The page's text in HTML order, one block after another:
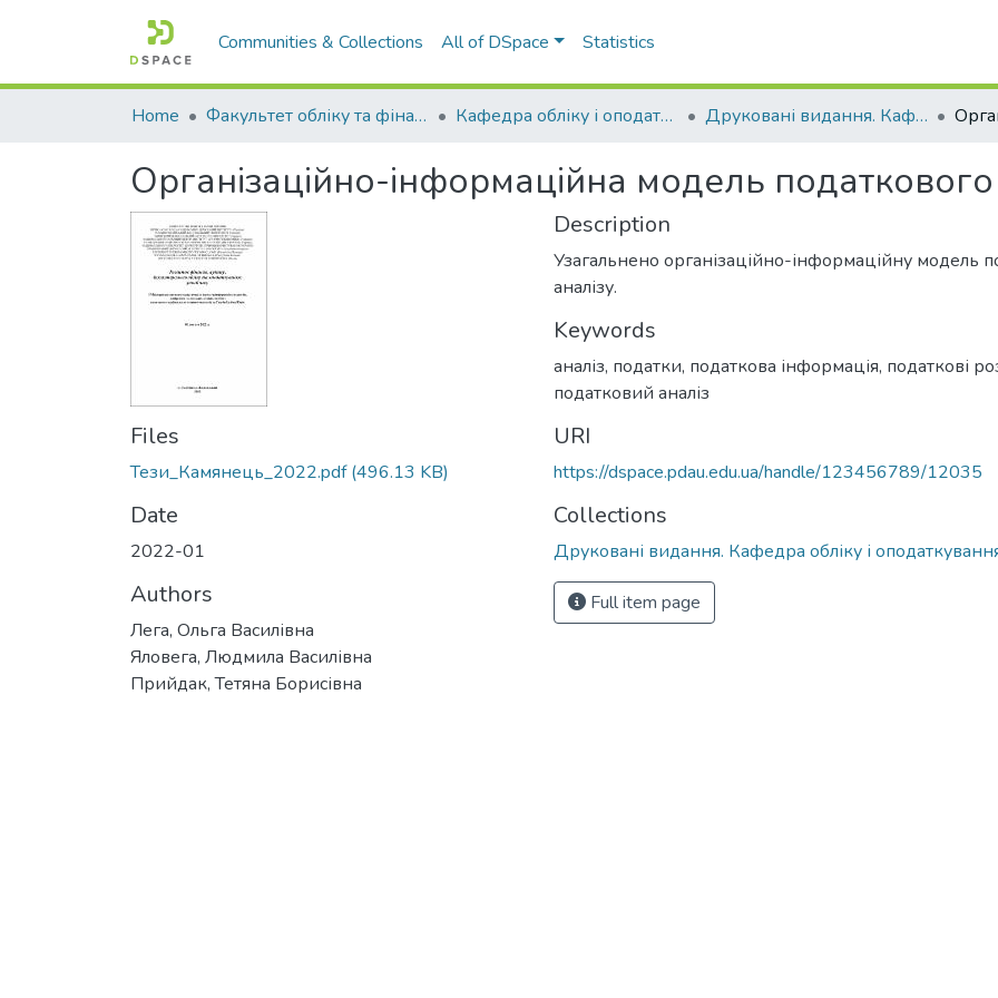
Communities & Collections All of DSpace Statistics
Home Факультет обліку та фінансів Кафедра обліку і оподаткування Друковані видання. Кафедра обліку і оподаткування
Організаційно-інформаційна модель податкового
Files
Тези_Камянець_2022.pdf(496.13 KB)
Date
2022-01
Authors
Лега, Ольга Василівна
Яловега, Людмила Василівна
Прийдак, Тетяна Борисівна
Description
Узагальнено організаційно-інформаційну модель
аналізу.
Keywords
аналіз, податки, податкова інформація, податкові
податковий аналіз
URI
https://dspace.pdau.edu.ua/handle/123456789/12035
Collections
Друковані видання. Кафедра обліку і
Full item page